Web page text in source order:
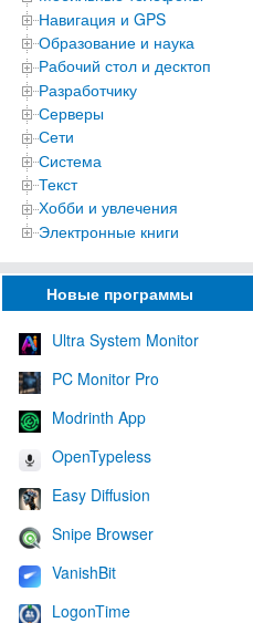
Навигация и GPS
Образование и наука
Рабочий стол и десктоп
Разработчику
Серверы
Сети
Система
Текст
Хобби и увлечения
Электронные книги
Новые программы
Ultra System Monitor
PC Monitor Pro
Modrinth App
OpenTypeless
Easy Diffusion
Snipe Browser
VanishBit
LogonTime